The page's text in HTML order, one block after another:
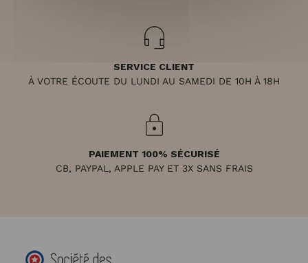
SERVICE CLIENT
À VOTRE ÉCOUTE DU LUNDI AU SAMEDI DE 10H À 18H
PAIEMENT 100% SÉCURISÉ
CB, PAYPAL, APPLE PAY ET 3X SANS FRAIS